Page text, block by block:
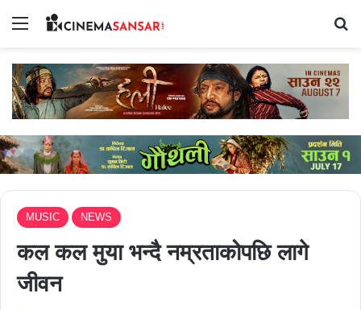
Menu
MUSIC NEWS
कल कल मुया भन्दै नम्रताकोपछि लागे
जीवन